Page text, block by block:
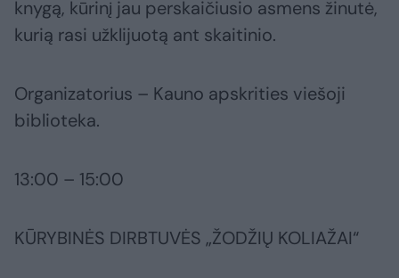
knygą, kūrinį jau perskaičiusio asmens žinutė,
kurią rasi užklijuotą ant skaitinio.
Organizatorius – Kauno apskrities viešoji
biblioteka.
13:00 – 15:00
KŪRYBINĖS DIRBTUVĖS „ŽODŽIŲ KOLIAŽAI“